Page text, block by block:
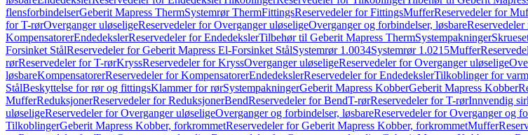
flensforbindelserGeberit Mapress ThermSystemrør ThermFittingsReservedeler for FittingsMufferReservedeler for
for T-rørOverganger uløseligeReservedeler for Overganger uløseligeOverganger og forbindelser, løsbare
KompensatorerEndedekslerReservedeler for EndedekslerTilbehør til Geberit Mapress ThermSystempakninger
Forsinket StålReservedeler for Geberit Mapress El-Forsinket StålSystemrør 1.0034Systemrør 1.0215Muffer
rørReservedeler for T-rørKryssReservedeler for KryssOverganger uløseligeReservedeler for Overganger uløselige
løsbareKompensatorerReservedeler for KompensatorerEndedekslerReservedeler for EndedekslerTilkoblinger for
StålBeskyttelse for rør og fittingsKlammer for rørSystempakningerGeberit Mapress KobberGeberit Mapress Kobber
MufferReduksjonerReservedeler for ReduksjonerBendReservedeler for BendT-rørReservedeler for T-rørInnvendig
uløseligeReservedeler for Overganger uløseligeOverganger og forbindelser, løsbareReservedeler for Overganger og
TilkoblingerGeberit Mapress Kobber, forkrommetReservedeler for Geberit Mapress Kobber, forkrommetMuffer